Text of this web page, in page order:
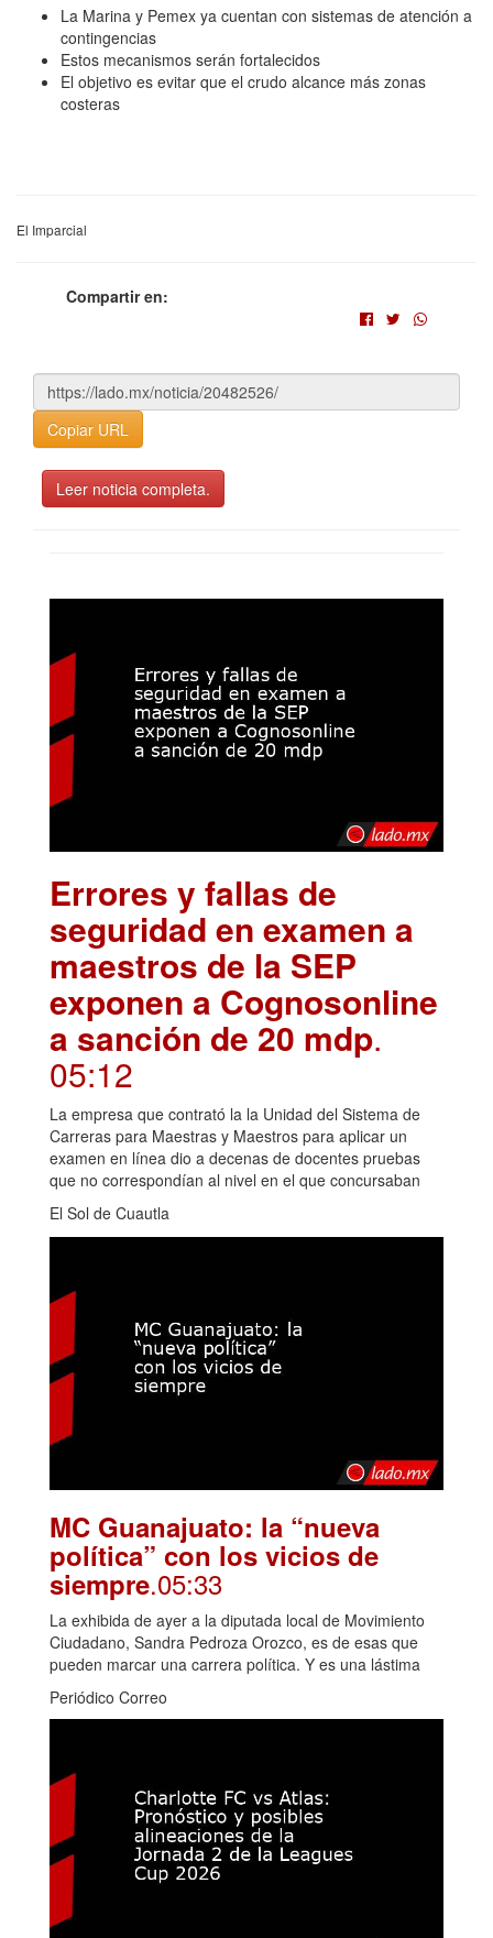
La Marina y Pemex ya cuentan con sistemas de atención a
contingencias
Estos mecanismos serán fortalecidos
El objetivo es evitar que el crudo alcance más zonas
costeras
El Imparcial
Compartir en:
Copiar URL
Leer noticia completa.
Errores y fallas de
seguridad en examen a
maestros de la SEP
exponen a Cognosonline
a sanción de 20 mdp.
05:12
La empresa que contrató la la Unidad del Sistema de
Carreras para Maestras y Maestros para aplicar un
examen en línea dio a decenas de docentes pruebas
que no correspondían al nivel en el que concursaban
El Sol de Cuautla
MC Guanajuato: la “nueva
política” con los vicios de
siempre.05:33
La exhibida de ayer a la diputada local de Movimiento
Ciudadano, Sandra Pedroza Orozco, es de esas que
pueden marcar una carrera política. Y es una lástima
Periódico Correo